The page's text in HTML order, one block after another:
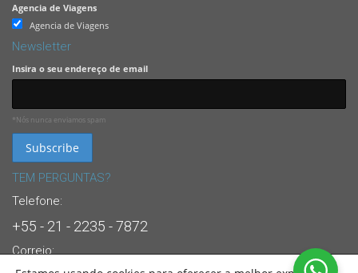
Agencia de Viagens
Agencia de Viagens
Newsletter
Insira o seu endereço de email
*Nós nunca enviamos spam
TEM PERGUNTAS?
Telefone:
+55 - 21 - 2235 - 7872
Correio: